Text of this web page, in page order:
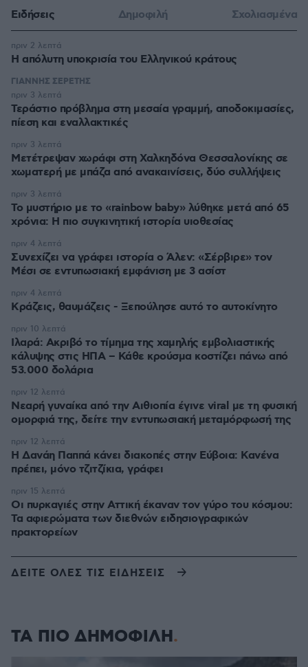
Ειδήσεις Δημοφιλή Σχολιασμένα
Η απόλυτη υποκρισία του Ελληνικού κράτους
πριν 2 λεπτά
ΓΙΑΝΝΗΣ ΣΕΡΕΤΗΣ
Τεράστιο πρόβλημα στη μεσαία γραμμή, αποδοκιμασίες,
πίεση και εναλλακτικές
πριν 3 λεπτά
Μετέτρεψαν χωράφι στη Χαλκηδόνα Θεσσαλονίκης σε
χωματερή με μπάζα από ανακαινίσεις, δύο συλλήψεις
πριν 3 λεπτά
Το μυστήριο με το «rainbow baby» λύθηκε μετά από 65
χρόνια: Η πιο συγκινητική ιστορία υιοθεσίας
πριν 3 λεπτά
Συνεχίζει να γράφει ιστορία ο Άλεν: «Σέρβιρε» τον
Μέσι σε εντυπωσιακή εμφάνιση με 3 ασίστ
πριν 4 λεπτά
Κράζεις, θαυμάζεις - Ξεπούλησε αυτό το αυτοκίνητο
πριν 4 λεπτά
Ιλαρά: Ακριβό το τίμημα της χαμηλής εμβολιαστικής
κάλυψης στις ΗΠΑ – Κάθε κρούσμα κοστίζει πάνω από
53.000 δολάρια
πριν 10 λεπτά
Νεαρή γυναίκα από την Αιθιοπία έγινε viral με τη φυσική
ομορφιά της, δείτε την εντυπωσιακή μεταμόρφωσή της
πριν 12 λεπτά
Η Δανάη Παππά κάνει διακοπές στην Εύβοια: Κανένα
πρέπει, μόνο τζιτζίκια, γράφει
πριν 12 λεπτά
Οι πυρκαγιές στην Αττική έκαναν τον γύρο του κόσμου:
Τα αφιερώματα των διεθνών ειδησιογραφικών
πρακτορείων
πριν 15 λεπτά
ΔΕΙΤΕ ΟΛΕΣ ΤΙΣ ΕΙΔΗΣΕΙΣ
ΤΑ ΠΙΟ ΔΗΜΟΦΙΛΗ